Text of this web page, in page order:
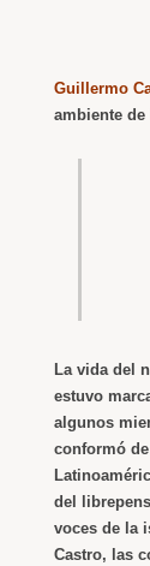
Guillermo
ambiente
La vida del
estuvo
algunos
conformó
del
voces de la
Castro, las